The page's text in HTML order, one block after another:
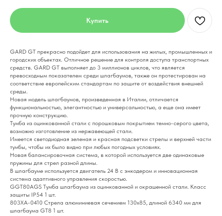
Купить
GARD GT прекрасно подойдет для использования на жилых, промышленных и
городских объектах. Отличное решение для контроля доступа транспортных
средств. GARD GT выполняет до 3 миллионов циклов, что является
превосходным показателем среди шлагбаумов, также он протестирован на
соответствие европейским стандартам по защите от воздействия внешней
среды.
Новая модель шлагбаумов, произведенная в Италии, отличается
функциональностью, элегантностью и универсальностью, а еще она имеет
прочную конструкцию.
Тумба из оцинкованной стали с порошковым покрытием темно-серого цвета,
возможно изготовление из нержавеющей стали.
Имеется светодиодная зеленая и красная подсветки стрелы и верхней части
тумбы, чтобы их было видно при любых погодных условиях.
Новая балансировочная система, в которой используется две одинаковые
пружины для стрел разной длины.
В шлагбауме используется двигатель 24 В с энкодером и инновационная
система адаптивного управления скоростью.
GGT80AGS Тумба шлагбаума из оцинкованной и окрашенной стали. Класс
защиты IP54 1 шт.
803XA-0410 Стрела алюминиевая сечением 130х85, длиной 6340 мм для
шлагбаума GT8 1 шт.